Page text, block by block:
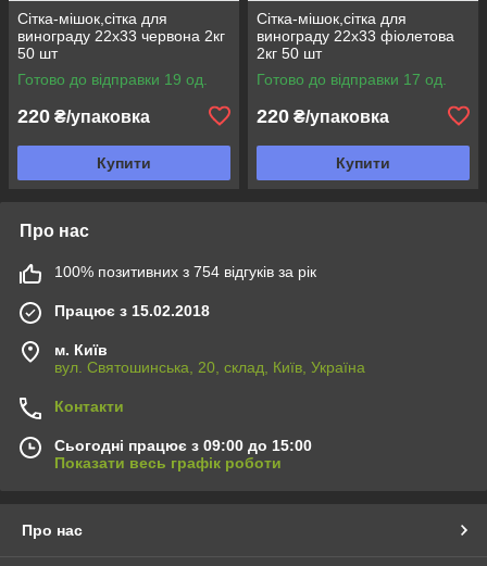
Сітка-мішок,сітка для
винограду 22х33 червона 2кг
50 шт
Готово до відправки 19 од.
220 ₴/упаковка
Купити
Сітка-мішок,сітка для
винограду 22х33 фіолетова
2кг 50 шт
Готово до відправки 17 од.
220 ₴/упаковка
Купити
Про нас
100% позитивних з 754 відгуків за рік
Працює з 15.02.2018
м. Київ
вул. Святошинська, 20, склад, Київ, Україна
Контакти
Сьогодні працює з 09:00 до 15:00
Показати весь графік роботи
Про нас